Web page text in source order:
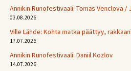
Annikin Runofestivaali: Tomas Venclova /
03.08.2026
Ville Lähde: Kohta matka päättyy,
17.07.2026
Annikin Runofestivaali: Daniil Kozlov
14.07.2026